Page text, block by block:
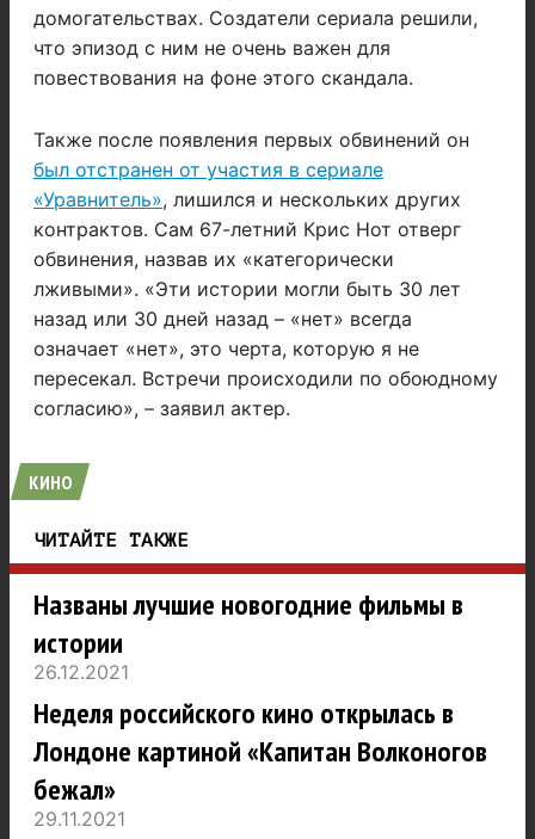
домогательствах. Создатели сериала решили,
что эпизод с ним не очень важен для
повествования на фоне этого скандала.
Также после появления первых обвинений он
был отстранен от участия в сериале
«Уравнитель», лишился и нескольких других
контрактов. Сам 67-летний Крис Нот отверг
обвинения, назвав их «категорически
лживыми». «Эти истории могли быть 30 лет
назад или 30 дней назад – «нет» всегда
означает «нет», это черта, которую я не
пересекал. Встречи происходили по обоюдному
согласию», – заявил актер.
КИНО
ЧИТАЙТЕ ТАКЖЕ
Названы лучшие новогодние фильмы в
истории
26.12.2021
Неделя российского кино открылась в
Лондоне картиной «Капитан Волконогов
бежал»
29.11.2021